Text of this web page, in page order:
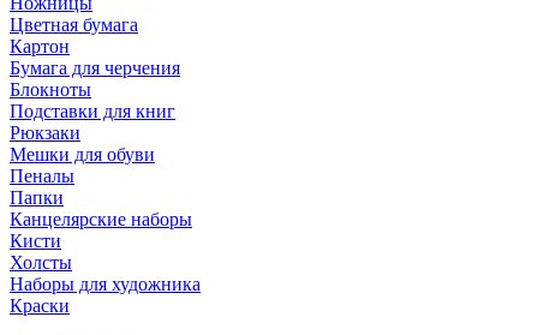
Цветная бумага
Картон
Бумага для черчения
Блокноты
Подставки для книг
Рюкзаки
Мешки для обуви
Пеналы
Папки
Канцелярские наборы
Кисти
Холсты
Наборы для художника
Краски